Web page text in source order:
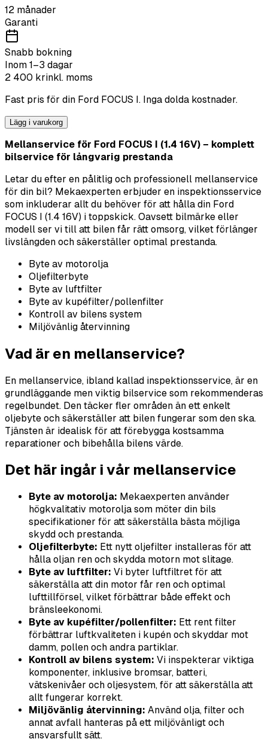
12 månader
Garanti
Snabb bokning
Inom 1–3 dagar
2 400 krinkl. moms
Fast pris för din Ford FOCUS I. Inga dolda kostnader.
Lägg i varukorg
Mellanservice för Ford FOCUS I (1.4 16V) – komplett
bilservice för långvarig prestanda
Letar du efter en pålitlig och professionell mellanservice
för din bil? Mekaexperten erbjuder en inspektionsservice
som inkluderar allt du behöver för att hålla din Ford
FOCUS I (1.4 16V) i toppskick. Oavsett bilmärke eller
modell ser vi till att bilen får rätt omsorg, vilket förlänger
livslängden och säkerställer optimal prestanda.
Byte av motorolja
Oljefilterbyte
Byte av luftfilter
Byte av kupéfilter/pollenfilter
Kontroll av bilens system
Miljövänlig återvinning
Vad är en mellanservice?
En mellanservice, ibland kallad inspektionsservice, är en
grundläggande men viktig bilservice som rekommenderas
regelbundet. Den täcker fler områden än ett enkelt
oljebyte och säkerställer att bilen fungerar som den ska.
Tjänsten är idealisk för att förebygga kostsamma
reparationer och bibehålla bilens värde.
Det här ingår i vår mellanservice
Byte av motorolja: Mekaexperten använder
högkvalitativ motorolja som möter din bils
specifikationer för att säkerställa bästa möjliga
skydd och prestanda.
Oljefilterbyte: Ett nytt oljefilter installeras för att
hålla oljan ren och skydda motorn mot slitage.
Byte av luftfilter: Vi byter luftfiltret för att
säkerställa att din motor får ren och optimal
lufttillförsel, vilket förbättrar både effekt och
bränsleekonomi.
Byte av kupéfilter/pollenfilter: Ett rent filter
förbättrar luftkvaliteten i kupén och skyddar mot
damm, pollen och andra partiklar.
Kontroll av bilens system: Vi inspekterar viktiga
komponenter, inklusive bromsar, batteri,
vätskenivåer och oljesystem, för att säkerställa att
allt fungerar korrekt.
Miljövänlig återvinning: Använd olja, filter och
annat avfall hanteras på ett miljövänligt och
ansvarsfullt sätt.